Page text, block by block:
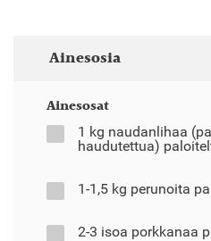
Ainesosia
Ainesosat
1 kg naudanlihaa
haudutettua)
1-1,5 kg perunoita
2-3 isoa porkkanaa